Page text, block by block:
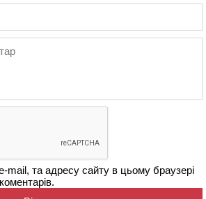
mail, та адресу сайту в цьому браузері